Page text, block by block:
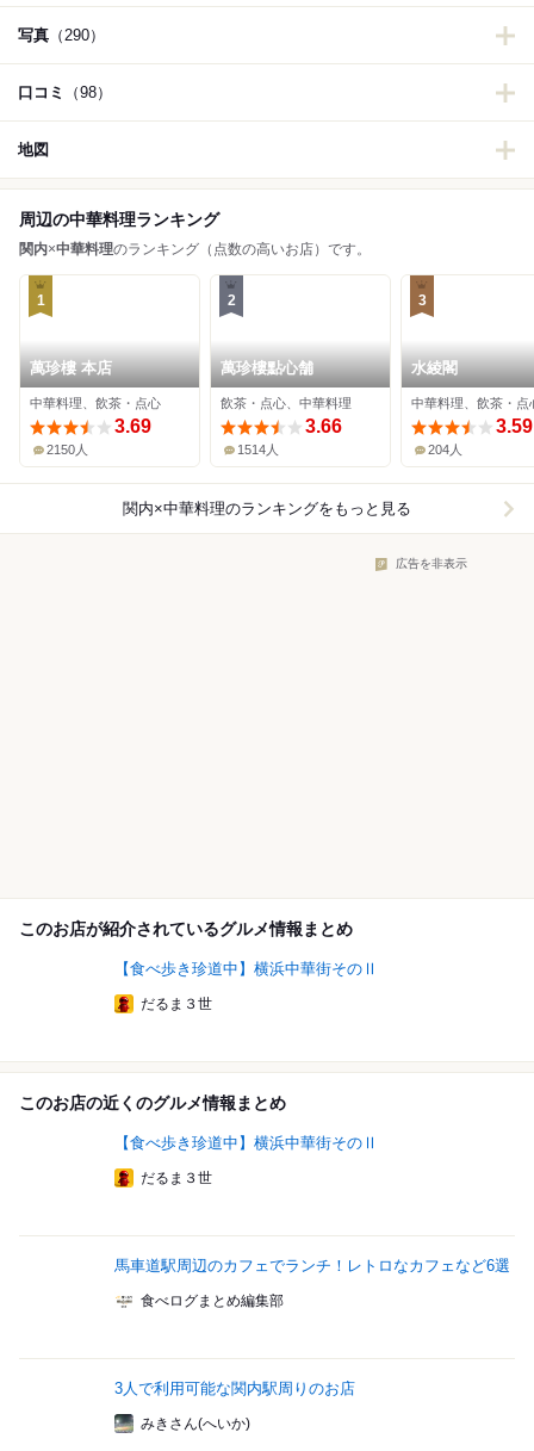
写真 （290）
口コミ （98）
地図
周辺の中華料理ランキング
関内×中華料理のランキング（点数の高いお店）です。
1
萬珍樓 本店
中華料理、飲茶・点心
3.69
2150人
2
萬珍樓點心舗
飲茶・点心、中華料理
3.66
1514人
3
水綾閣
中華料理、飲茶・点
3.59
204人
関内×中華料理のランキングをもっと見る
広告を非表示
このお店が紹介されているグルメ情報まとめ
【食べ歩き珍道中】横浜中華街そのⅡ
だるま３世
このお店の近くのグルメ情報まとめ
【食べ歩き珍道中】横浜中華街そのⅡ
だるま３世
馬車道駅周辺のカフェでランチ！レトロなカフェなど6選
食べログまとめ編集部
3人で利用可能な関内駅周りのお店
みきさん(へいか)